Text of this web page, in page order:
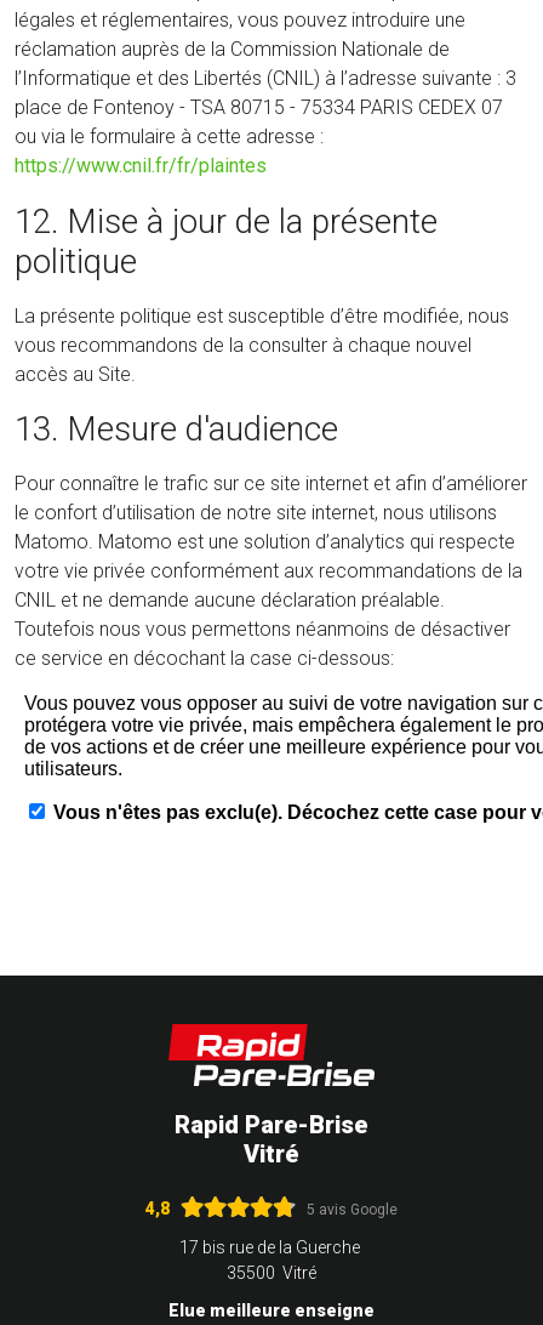
légales et réglementaires, vous pouvez introduire une
réclamation auprès de la Commission Nationale de
l’Informatique et des Libertés (CNIL) à l’adresse suivante : 3
place de Fontenoy - TSA 80715 - 75334 PARIS CEDEX 07
ou via le formulaire à cette adresse :
https://www.cnil.fr/fr/plaintes
12. Mise à jour de la présente
politique
La présente politique est susceptible d’être modifiée, nous
vous recommandons de la consulter à chaque nouvel
accès au Site.
13. Mesure d'audience
Pour connaître le trafic sur ce site internet et afin d’améliorer
le confort d’utilisation de notre site internet, nous utilisons
Matomo. Matomo est une solution d’analytics qui respecte
votre vie privée conformément aux recommandations de la
CNIL et ne demande aucune déclaration préalable.
Toutefois nous vous permettons néanmoins de désactiver
ce service en décochant la case ci-dessous:
Rapid Pare-Brise
Vitré
4,8 5 avis Google
17 bis rue de la Guerche
35500 Vitré
Elue meilleure enseigne